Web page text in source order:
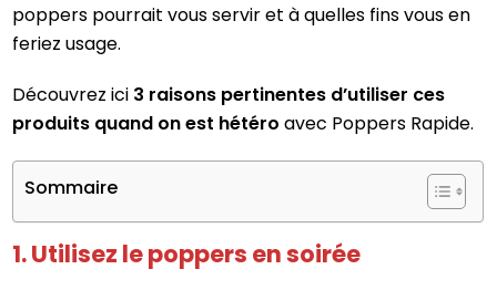
poppers pourrait vous servir et à quelles fins vous en
feriez usage.
Découvrez ici 3 raisons pertinentes d’utiliser ces
produits quand on est hétéro avec Poppers Rapide.
Sommaire
1. Utilisez le poppers en soirée